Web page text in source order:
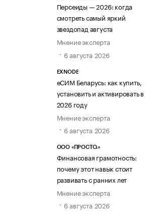
Персеиды — 2026: когда
смотреть самый яркий
звездопад августа
Мнение эксперта
6 августа 2026
EXNODE
еСИМ Беларусь: как купить,
установить и активировать в
2026 году
Мнение эксперта
6 августа 2026
ООО «ПРОСТО.»
Финансовая грамотность:
почему этот навык стоит
развивать с ранних лет
Мнение эксперта
6 августа 2026